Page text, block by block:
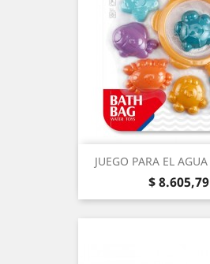
JUEGO PARA EL
Precio
$ 8.605,79